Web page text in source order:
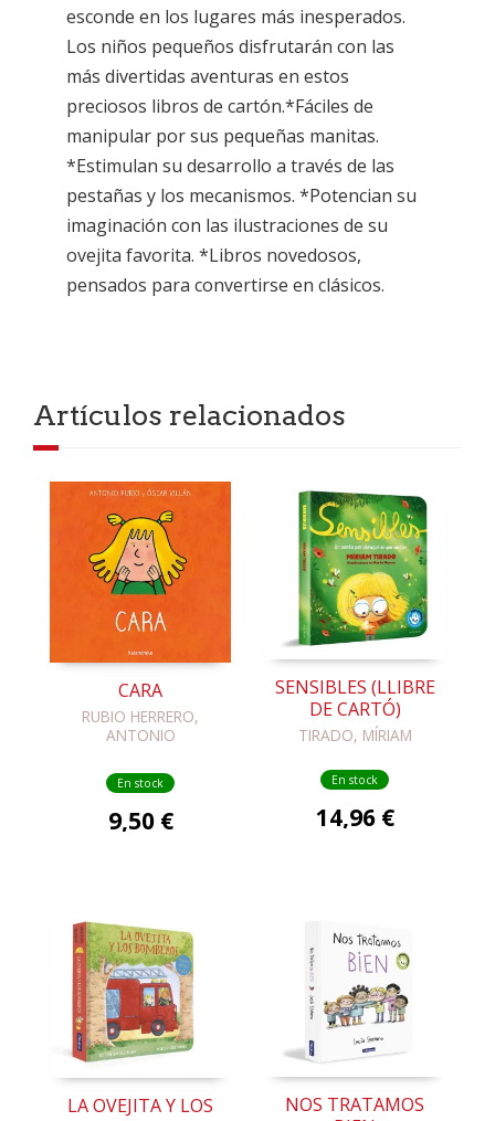
esconde en los lugares más inesperados.
Los niños pequeños disfrutarán con las
más divertidas aventuras en estos
preciosos libros de cartón.*Fáciles de
manipular por sus pequeñas manitas.
*Estimulan su desarrollo a través de las
pestañas y los mecanismos. *Potencian su
imaginación con las ilustraciones de su
ovejita favorita. *Libros novedosos,
pensados para convertirse en clásicos.
Artículos relacionados
CARA
RUBIO HERRERO,
ANTONIO
En stock
9,50 €
SENSIBLES (LLIBRE
DE CARTÓ)
TIRADO, MÍRIAM
En stock
14,96 €
LA OVEJITA Y LOS
NOS TRATAMOS